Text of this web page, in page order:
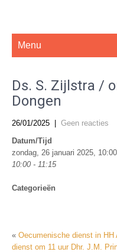
Menu
Ds. S. Zijlstra /
Dongen
26/01/2025
Geen reacties
Datum/Tijd
zondag, 26 januari 2025, 10:00
10:00 - 11:15
Categorieën
« Oecumenische dienst in
dienst om 11 uur Dhr. J.M.